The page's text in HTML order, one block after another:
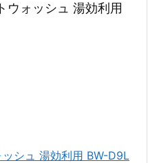
ウォッシュ 湯効利用
ッシュ 湯効利用 BW-D9L